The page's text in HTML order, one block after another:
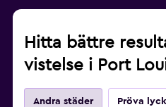
Privat parkering
Arbetsyta
Hitta bättre
vistelse i Port
Andra städer Pröva